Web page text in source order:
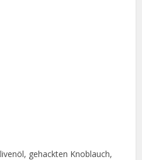
gehackten Knoblauch,